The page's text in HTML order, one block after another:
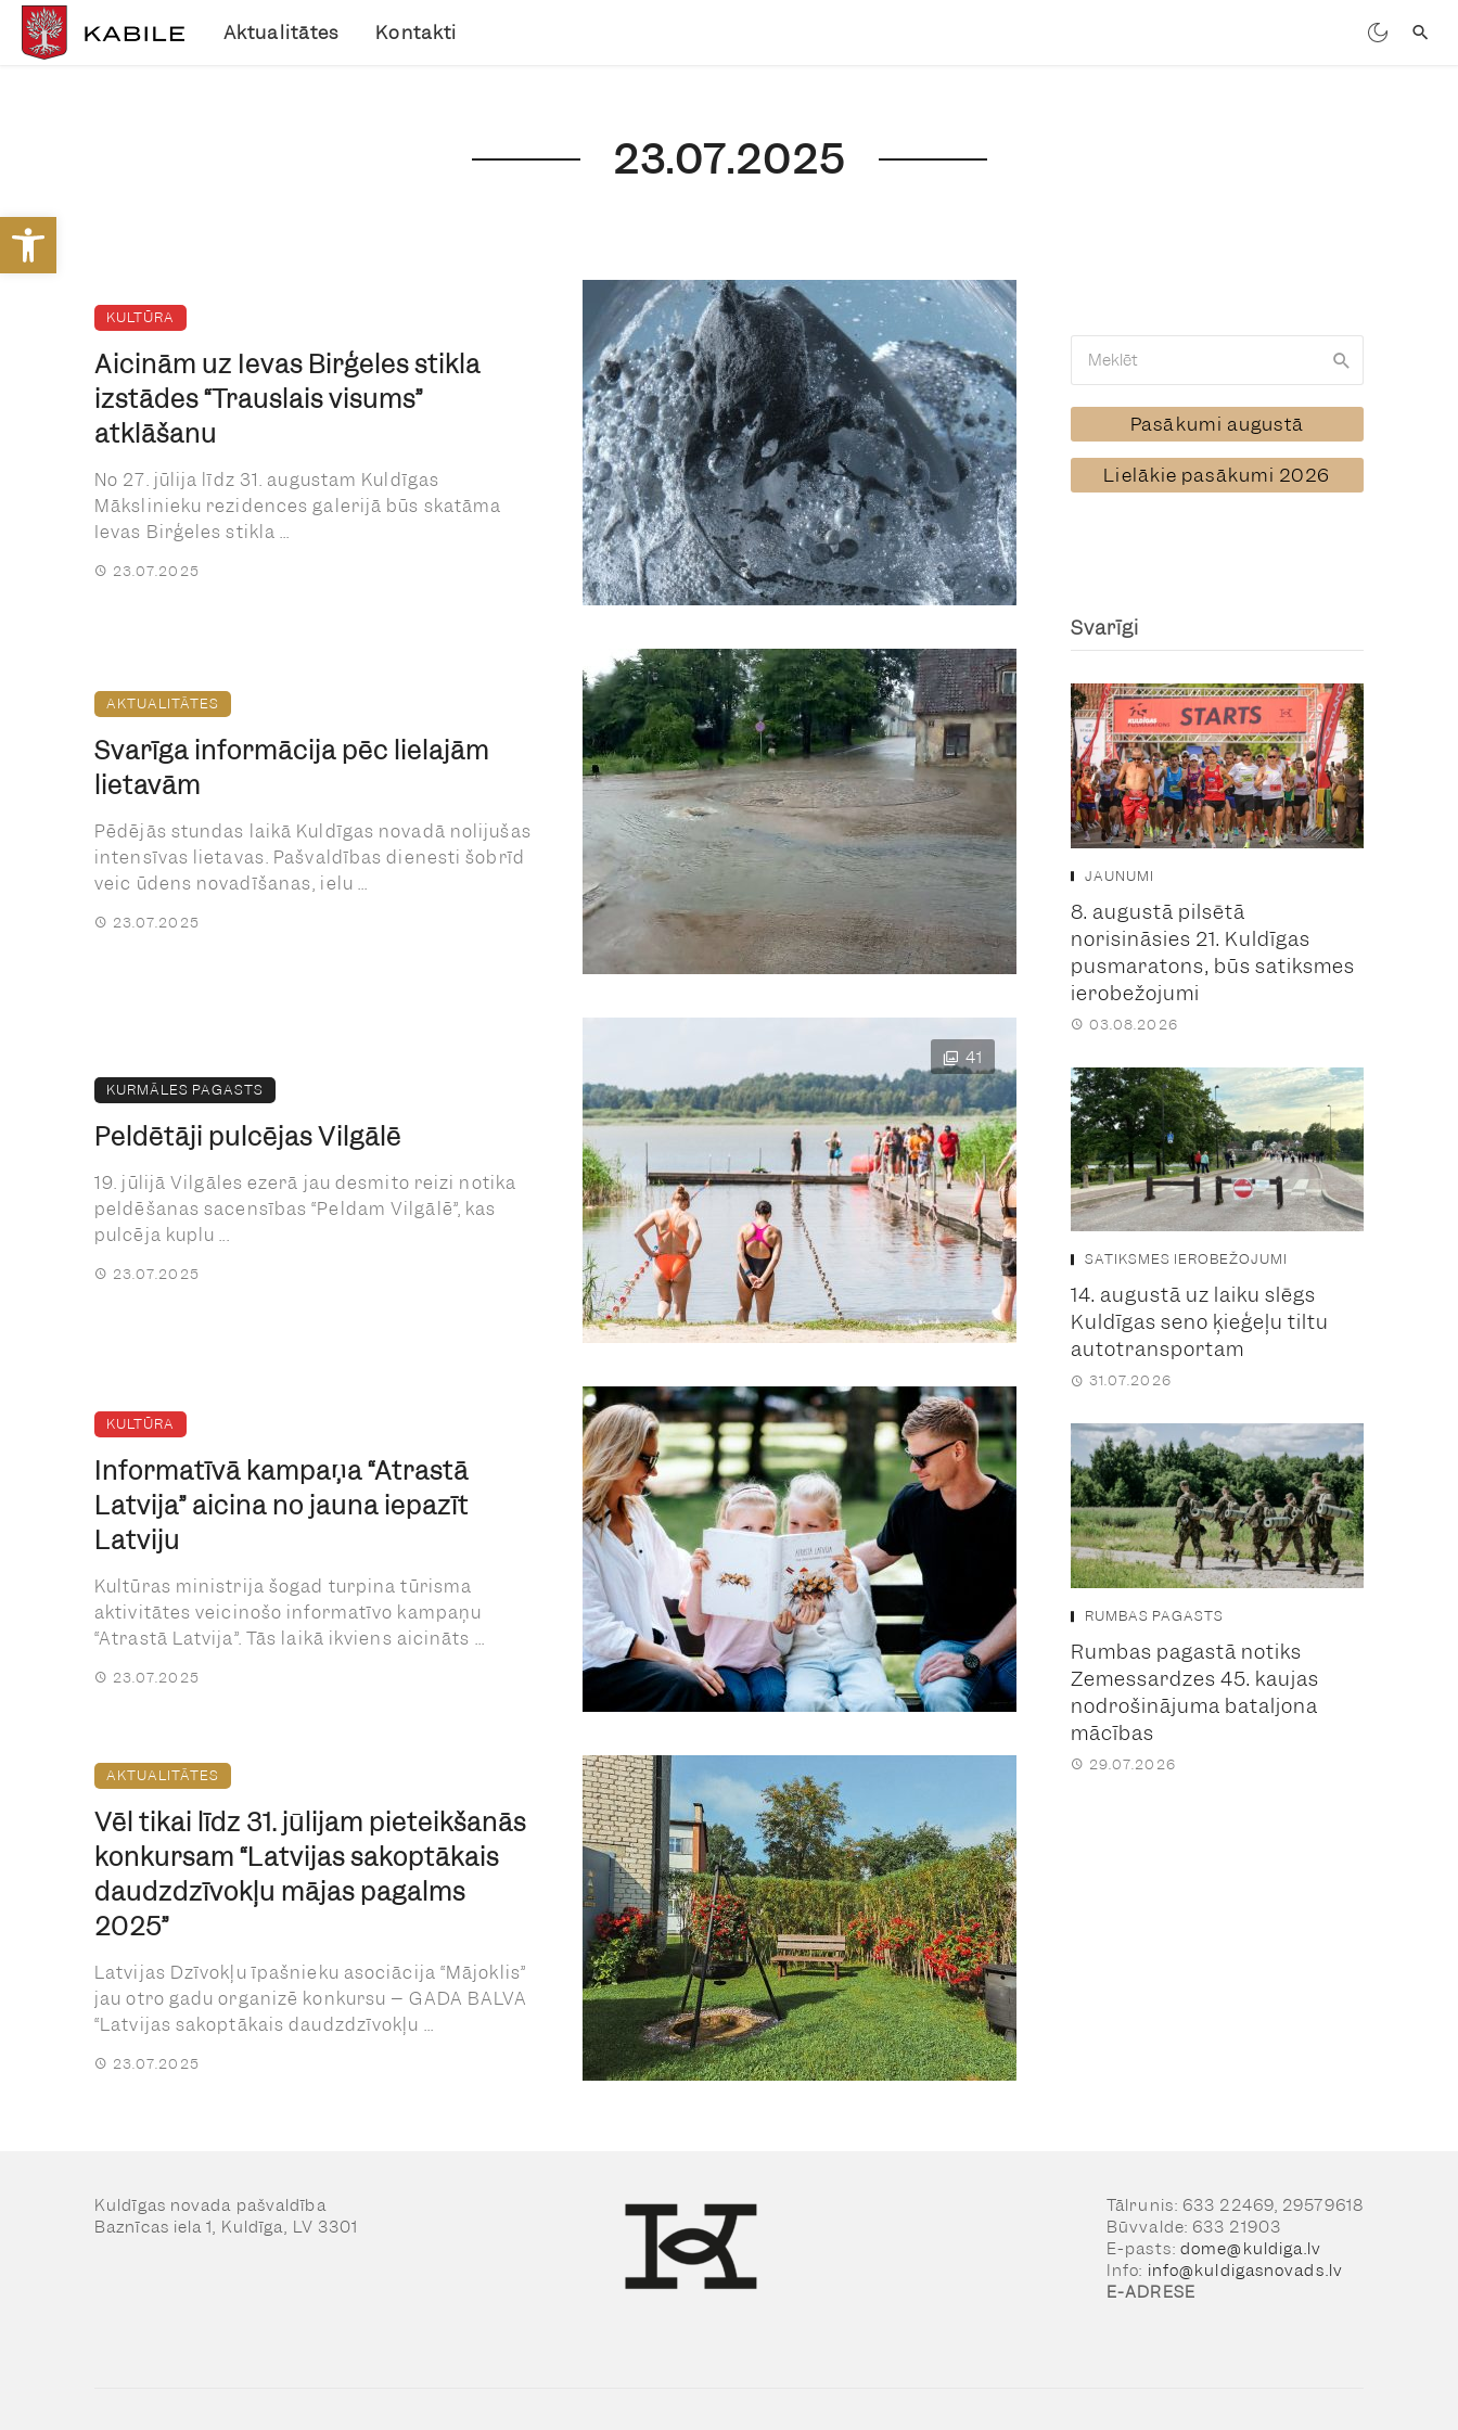
Open toolbar
Aktualitātes Kontakti
23.07.2025
KULTŪRA
Aicinām uz Ievas Birģeles stikla
izstādes “Trauslais visums”
atklāšanu
No 27. jūlija līdz 31. augustam Kuldīgas
Mākslinieku rezidences galerijā būs skatāma
Ievas Birģeles stikla ...
23.07.2025
AKTUALITĀTES
Svarīga informācija pēc lielajām
lietavām
Pēdējās stundas laikā Kuldīgas novadā nolijušas
intensīvas lietavas. Pašvaldības dienesti šobrīd
veic ūdens novadīšanas, ielu ...
23.07.2025
41
KURMĀLES PAGASTS
Peldētāji pulcējas Vilgālē
19. jūlijā Vilgāles ezerā jau desmito reizi notika
peldēšanas sacensības “Peldam Vilgālē”, kas
pulcēja kuplu ...
23.07.2025
KULTŪRA
Informatīvā kampaņa “Atrastā
Latvija” aicina no jauna iepazīt
Latviju
Kultūras ministrija šogad turpina tūrisma
aktivitātes veicinošo informatīvo kampaņu
“Atrastā Latvija”. Tās laikā ikviens aicināts ...
23.07.2025
AKTUALITĀTES
Vēl tikai līdz 31. jūlijam pieteikšanās
konkursam “Latvijas sakoptākais
daudzdzīvokļu mājas pagalms
2025”
Latvijas Dzīvokļu īpašnieku asociācija “Mājoklis”
jau otro gadu organizē konkursu – GADA BALVA
“Latvijas sakoptākais daudzdzīvokļu ...
23.07.2025
Pasākumi augustā
Lielākie pasākumi 2026
Svarīgi
JAUNUMI
8. augustā pilsētā
norisināsies 21. Kuldīgas
pusmaratons, būs satiksmes
ierobežojumi
03.08.2026
SATIKSMES IEROBEŽOJUMI
14. augustā uz laiku slēgs
Kuldīgas seno ķieģeļu tiltu
autotransportam
31.07.2026
RUMBAS PAGASTS
Rumbas pagastā notiks
Zemessardzes 45. kaujas
nodrošinājuma bataljona
mācības
29.07.2026
Kuldīgas novada pašvaldība
Baznīcas iela 1, Kuldīga, LV 3301
Tālrunis: 633 22469, 29579618
Būvvalde: 633 21903
E-pasts: dome@kuldiga.lv
Info: info@kuldigasnovads.lv
E-ADRESE